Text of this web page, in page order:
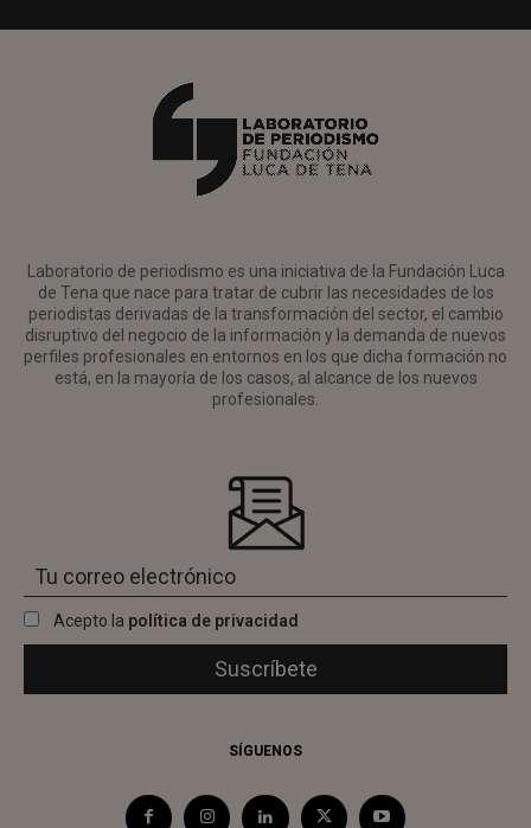
Laboratorio de periodismo es una iniciativa de la Fundación Luca
de Tena que nace para tratar de cubrir las necesidades de los
periodistas derivadas de la transformación del sector, el cambio
disruptivo del negocio de la información y la demanda de nuevos
perfiles profesionales en entornos en los que dicha formación no
está, en la mayoría de los casos, al alcance de los nuevos
profesionales.
Acepto la política de privacidad
SÍGUENOS